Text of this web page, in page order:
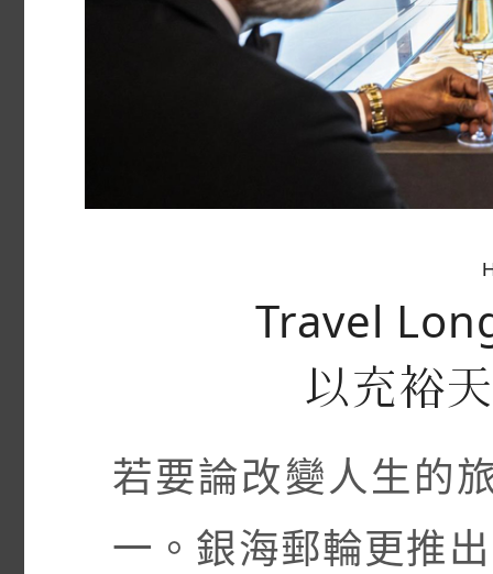
Travel
以充裕
若要論改變人生的
一。銀海郵輪更推